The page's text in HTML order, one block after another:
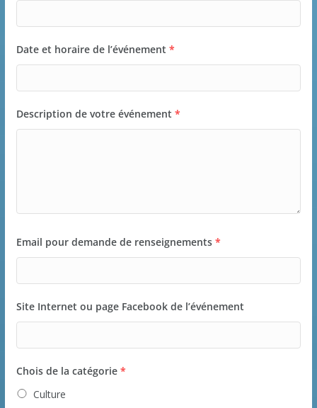
Date et horaire de l’événement *
Description de votre événement *
Email pour demande de renseignements *
Site Internet ou page Facebook de l’événement
Chois de la catégorie *
Culture